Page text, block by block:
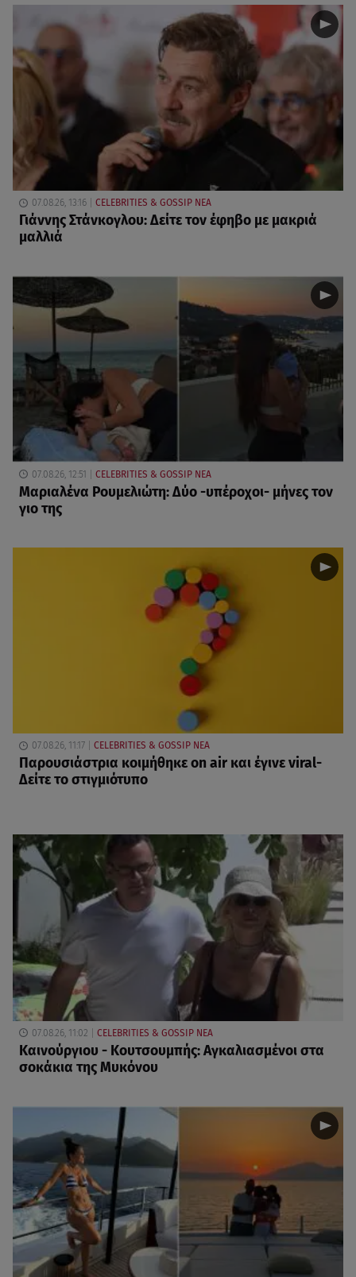
07.08.26, 13:16 CELEBRITIES & GOSSIP ΝΕΑ
Γιάννης Στάνκογλου: Δείτε τον έφηβο με μακριά
μαλλιά
07.08.26, 12:51 CELEBRITIES & GOSSIP ΝΕΑ
Μαριαλένα Ρουμελιώτη: Δύο -υπέροχοι- μήνες τον
γιο της
07.08.26, 11:17 CELEBRITIES & GOSSIP ΝΕΑ
Παρουσιάστρια κοιμήθηκε on air και έγινε viral-
Δείτε το στιγμιότυπο
07.08.26, 11:02 CELEBRITIES & GOSSIP ΝΕΑ
Καινούργιου - Κουτσουμπής: Αγκαλιασμένοι στα
σοκάκια της Μυκόνου